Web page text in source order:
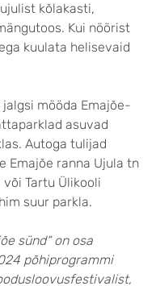
kõlakasti,
Kui nöörist
kuulata helisevaid
mööda Emajõe-
asuvad
Autoga tulijad
Emajõe ranna Ujula tn
Tartu Ülikooli
suur parkla.
sünd“ on osa
põhiprogrammi